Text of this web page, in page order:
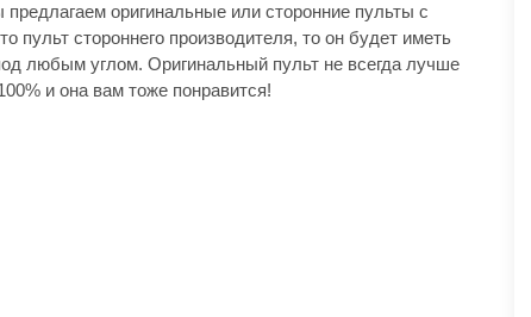
оригинальные или сторонние пульты с
пульт стороннего производителя, то он будет иметь
любым углом. Оригинальный пульт не всегда лучше
и она вам тоже понравится!